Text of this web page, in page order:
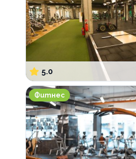
5.0
Атлетик Уест мол
Фитнес